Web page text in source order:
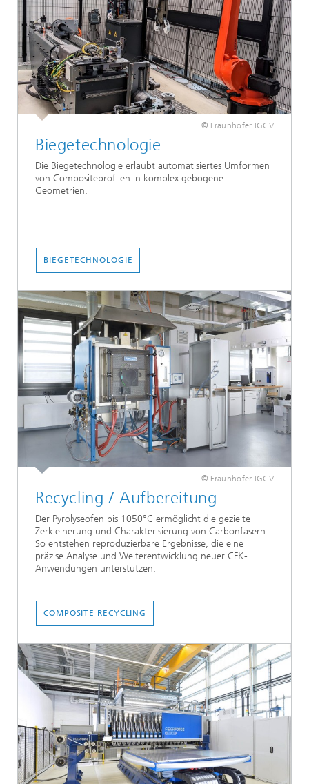
© Fraunhofer IGCV
Biegetechnologie
Die Biegetechnologie erlaubt automatisiertes Umformen
von Compositeprofilen in komplex gebogene
Geometrien.
BIEGETECHNOLOGIE
© Fraunhofer IGCV
Recycling / Aufbereitung
Der Pyrolyseofen bis 1050°C ermöglicht die gezielte
Zerkleinerung und Charakterisierung von Carbonfasern.
So entstehen reproduzierbare Ergebnisse, die eine
präzise Analyse und Weiterentwicklung neuer CFK-
Anwendungen unterstützen.
COMPOSITE RECYCLING